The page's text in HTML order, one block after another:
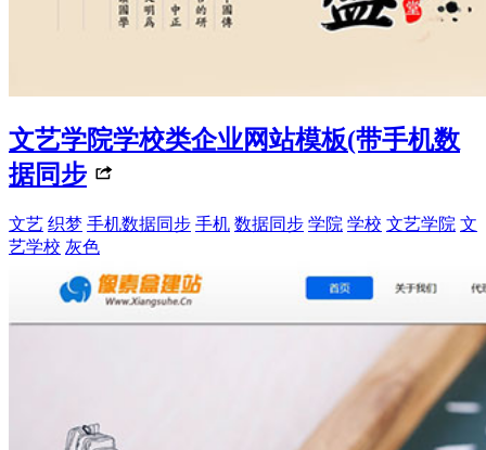
文艺学院学校类企业网站模板(带手机数
据同步
文艺 织梦 手机数据同步 手机 数据同步 学院 学校 文艺学院 文
艺学校 灰色